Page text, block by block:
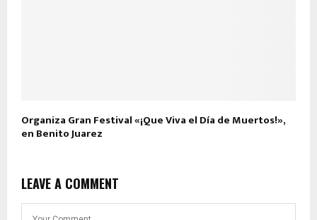
Organiza Gran Festival «¡Que Viva el Día de Muertos!»,
en Benito Juarez
LEAVE A COMMENT